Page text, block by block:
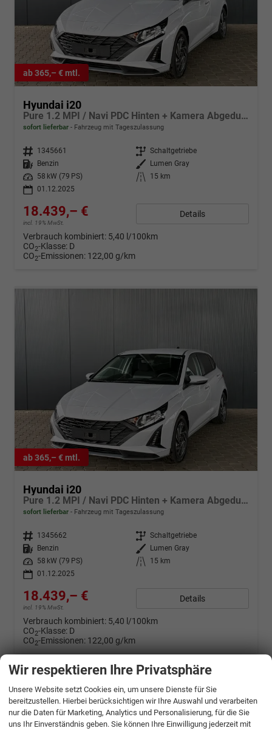
ab 365,– € mtl.
Hyundai i20
Pure 1.2 MPI / Navi PDC Hinten + Kamera Abgedunkelte Scheiben Tempomat Alu 16"
sofort lieferbar Fahrzeug mit Tageszulassung
Fahrzeugnr. 1345661 Getriebe Schaltgetriebe
Kraftstoff
Benzin Außenfarbe
Lumen Gray
Leistung
58 kW (79 PS) Kilometerstand
15 km
01.12.2025
18.439,– €
incl. 19% MwSt.
Details
Verbrauch kombiniert: 5,40 l/100km
CO2-Klasse: D
CO2-Emissionen: 122,00 g/km
ab 365,– € mtl.
Hyundai i20
Pure 1.2 MPI / Navi PDC Hinten + Kamera Abgedunkelte Scheiben Tempomat Alu 16"
sofort lieferbar Fahrzeug mit Tageszulassung
Fahrzeugnr. 1345662 Getriebe Schaltgetriebe
Kraftstoff
Benzin Außenfarbe
Lumen Gray
Leistung
58 kW (79 PS) Kilometerstand
15 km
01.12.2025
18.439,– €
incl. 19% MwSt.
Details
Verbrauch kombiniert: 5,40 l/100km
CO2-Klasse: D
CO2-Emissionen: 122,00 g/km
Wir respektieren Ihre Privatsphäre
Unsere Website setzt Cookies ein, um unsere Dienste für Sie
bereitzustellen. Hierbei berücksichtigen wir Ihre Auswahl und verarbeiten
nur die Daten für Marketing, Analytics und Personalisierung, für die Sie
uns Ihr Einverständnis geben. Sie können Ihre Einwilligung jederzeit mit